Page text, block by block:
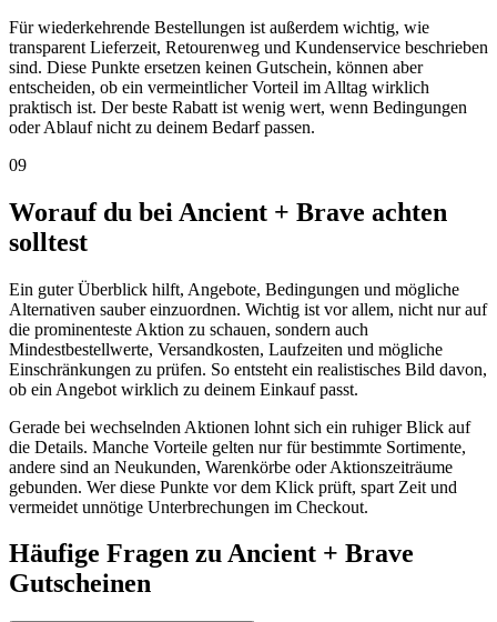
Für wiederkehrende Bestellungen ist außerdem wichtig, wie
transparent Lieferzeit, Retourenweg und Kundenservice beschrieben
sind. Diese Punkte ersetzen keinen Gutschein, können aber
entscheiden, ob ein vermeintlicher Vorteil im Alltag wirklich
praktisch ist. Der beste Rabatt ist wenig wert, wenn Bedingungen
oder Ablauf nicht zu deinem Bedarf passen.
09
Worauf du bei Ancient + Brave achten
solltest
Ein guter Überblick hilft, Angebote, Bedingungen und mögliche
Alternativen sauber einzuordnen. Wichtig ist vor allem, nicht nur auf
die prominenteste Aktion zu schauen, sondern auch
Mindestbestellwerte, Versandkosten, Laufzeiten und mögliche
Einschränkungen zu prüfen. So entsteht ein realistisches Bild davon,
ob ein Angebot wirklich zu deinem Einkauf passt.
Gerade bei wechselnden Aktionen lohnt sich ein ruhiger Blick auf
die Details. Manche Vorteile gelten nur für bestimmte Sortimente,
andere sind an Neukunden, Warenkörbe oder Aktionszeiträume
gebunden. Wer diese Punkte vor dem Klick prüft, spart Zeit und
vermeidet unnötige Unterbrechungen im Checkout.
Häufige Fragen zu Ancient + Brave
Gutscheinen